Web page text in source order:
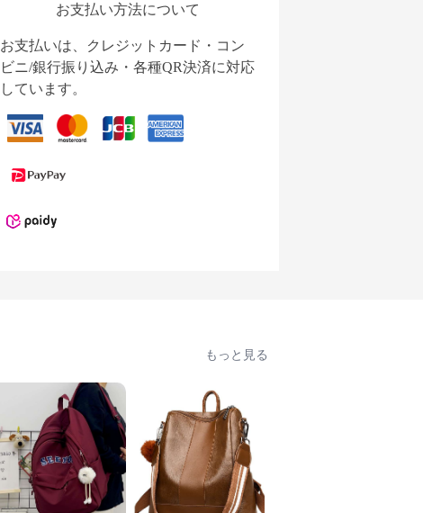
お支払い方法について
お支払いは、クレジットカード・コン
ビニ/銀行振り込み・各種QR決済に対応
しています。
もっと見る